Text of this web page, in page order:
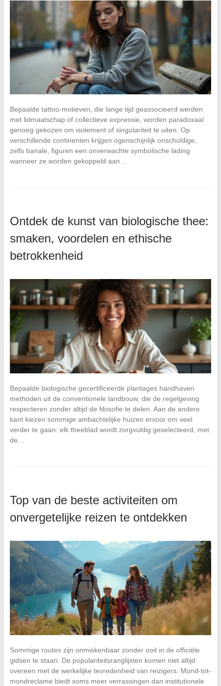
Bepaalde tattoo-motieven, die lange tijd geassocieerd werden
met lidmaatschap of collectieve expressie, worden paradoxaal
genoeg gekozen om isolement of singulariteit te uiten. Op
verschillende continenten krijgen ogenschijnlijk onschuldige,
zelfs banale, figuren een onverwachte symbolische lading
wanneer ze worden gekoppeld aan…
Ontdek de kunst van biologische thee:
smaken, voordelen en ethische
betrokkenheid
Bepaalde biologische gecertificeerde plantages handhaven
methoden uit de conventionele landbouw, die de regelgeving
respecteren zonder altijd de filosofie te delen. Aan de andere
kant kiezen sommige ambachtelijke huizen ervoor om veel
verder te gaan: elk theeblad wordt zorgvuldig geselecteerd, met
de…
Top van de beste activiteiten om
onvergetelijke reizen te ontdekken
Sommige routes zijn onmiskenbaar zonder ooit in de officiële
gidsen te staan. De populariteitsranglijsten komen niet altijd
overeen met de werkelijke tevredenheid van reizigers. Mond-tot-
mondreclame biedt soms meer verrassingen dan institutionele